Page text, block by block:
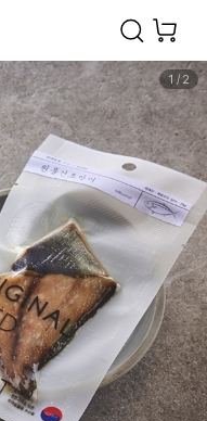
1 / 2